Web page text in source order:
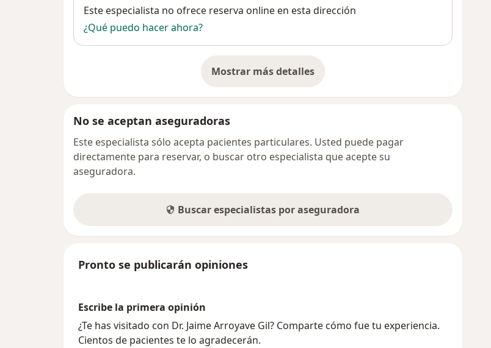
Disponibilidad
Este especialista no ofrece reserva online en esta dirección
¿Qué puedo hacer ahora?
Mostrar más detalles
sobre la dirección
No se aceptan aseguradoras
Este especialista sólo acepta pacientes particulares. Usted puede pagar
directamente para reservar, o buscar otro especialista que acepte su
aseguradora.
Buscar especialistas por aseguradora
Pronto se publicarán opiniones
Escribe la primera opinión
¿Te has visitado con Dr. Jaime Arroyave Gil? Comparte cómo fue tu experiencia.
Cientos de pacientes te lo agradecerán.